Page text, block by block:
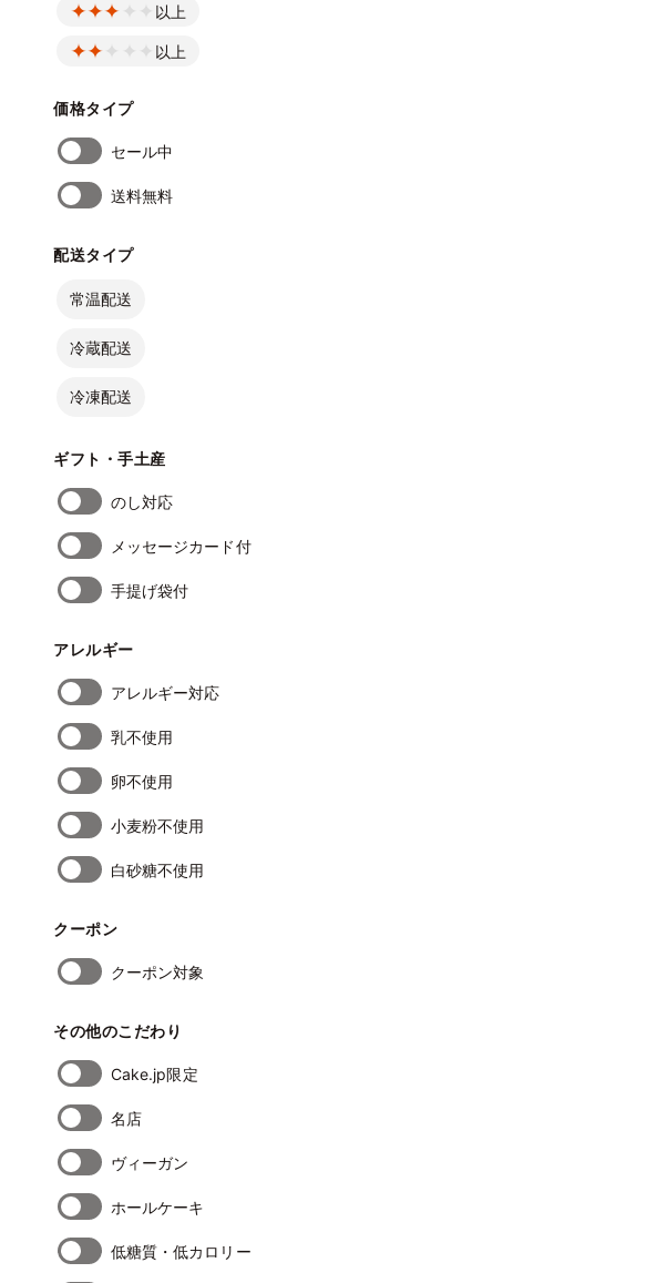
以上
以上
価格タイプ
セール中
送料無料
配送タイプ
常温配送
冷蔵配送
冷凍配送
ギフト・手土産
のし対応
メッセージカード付
手提げ袋付
アレルギー
アレルギー対応
乳不使用
卵不使用
小麦粉不使用
白砂糖不使用
クーポン
クーポン対象
その他のこだわり
Cake.jp限定
名店
ヴィーガン
ホールケーキ
低糖質・低カロリー